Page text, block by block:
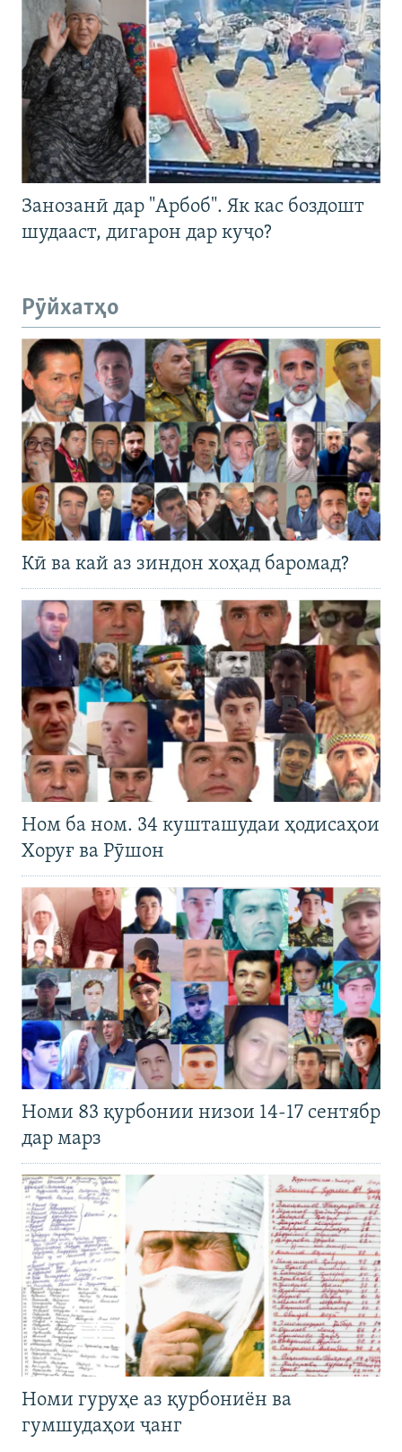
Занозанӣ дар "Арбоб". Як кас боздошт
шудааст, дигарон дар куҷо?
Рӯйхатҳо
Кӣ ва кай аз зиндон хоҳад баромад?
Ном ба ном. 34 кушташудаи ҳодисаҳои
Хоруғ ва Рӯшон
Номи 83 қурбонии низои 14-17 сентябр
дар марз
Номи гуруҳе аз қурбониён ва
гумшудаҳои ҷанг